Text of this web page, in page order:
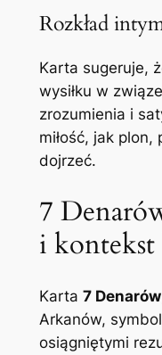
Rozkład
Karta sugeruje,
wysiłku w
zrozumienia i
miłość, jak
dojrzeć.
7
i
Karta 7 Denarów
Arkanów,
osiągniętymi